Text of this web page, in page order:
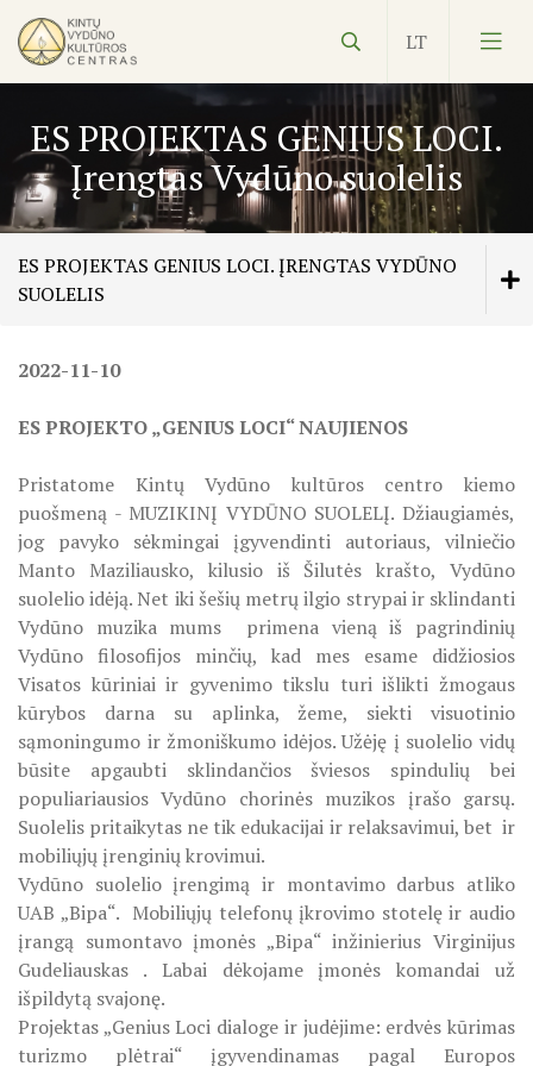
Vydūnas
Kultūros pasas
NVŠ
Veiklos planas
KILNOJAMOJI Emalio darbų paroda KLAIPĖDOS
ŠILUTĖS ŽRVVG ,,ŽUVĖJŲ KRAŠTAS" PROJEKTAS 2025/
KULTŪROS MINISTERIJOS PROJEKTAS ''KODAS:
KPD PROJEKTAS ,,MAŽOSIOS LIETUVOS MOKYKLA-
KPD PROJEKTAS ,,MAŽOSIOS LIETUVOS MOKYKLA-
KPD PROJEKTAS ,,MAŽOSIOS LIETUVOS MOKYKLA-
KPD PROJEKTAS ,,MAŽOSIOS LIETUVOS MOKYKLA-
KPD PROJEKTAS ,,MAŽOSIOS LIETUVOS MOKYKLA-
KPD PROJEKTAS ,,MAŽOSIOS LIETUVOS MOKYKLA-
PROJEKTAS ,,KULTŪROS SKŪNĖ". Pavasario keramikos
PROJEKTAS ,,KULTŪROS SKŪNĖ". Keramikos dirbtuvėse-
ES PROJEKTAS GENIUS LOCI.
Įrengtas Vydūno suolelis
ES PROJEKTAS GENIUS LOCI. ĮRENGTAS VYDŪNO
SUOLELIS
ŠILUTĖS ŽRVVG ,,ŽUVĖJŲ KRAŠTAS" PROJEKTAS
LAISVĖS IR VIENYBĖS LIEPSNA"
KPD PROJEKTAS ,,MAŽOSIOS LIETUVOS MOKYKLA-
UNIKALUS VIETOVĖS VEIDAS", 2025 M. Konferencija-
atviras forumas
KPD PROJEKTAS ,,MAŽOSIOS LIETUVOS MOKYKLA-
UNIKALUS VIETOVĖS VEIDAS", 2025 M. Žygis ,,Senųjų
mokyklų keliais"
KPD PROJEKTAS ,,MAŽOSIOS LIETUVOS MOKYKLA-
UNIKALUS VIETOVĖS VEIDAS", 2025 M. Emalio meno
laboratorija
KPD PROJEKTAS ,,MAŽOSIOS LIETUVOS MOKYKLA-
UNIKALUS VIETOVĖS VEIDAS", 2025 M. ,,Šviesos
misterija"
KPD PROJEKTAS ,,MAŽOSIOS LIETUVOS MOKYKLA-
UNIKALUS VIETOVĖS VEIDAS", 2025 M. Lankstinukas,
maišeliai, rašikliai
2022-11-10
ES PROJEKTO „GENIUS LOCI“ NAUJIENOS
Pristatome Kintų Vydūno kultūros centro kiemo
puošmeną - MUZIKINĮ VYDŪNO SUOLELĮ. Džiaugiamės,
jog pavyko sėkmingai įgyvendinti autoriaus, vilniečio
Manto Maziliausko, kilusio iš Šilutės krašto, Vydūno
suolelio idėją. Net iki šešių metrų ilgio strypai ir sklindanti
Vydūno muzika mums primena vieną iš pagrindinių
Vydūno filosofijos minčių, kad mes esame didžiosios
Visatos kūriniai ir gyvenimo tikslu turi išlikti žmogaus
kūrybos darna su aplinka, žeme, siekti visuotinio
sąmoningumo ir žmoniškumo idėjos. Užėję į suolelio vidų
būsite apgaubti sklindančios šviesos spindulių bei
populiariausios Vydūno chorinės muzikos įrašo garsų.
Suolelis pritaikytas ne tik edukacijai ir relaksavimui, bet ir
mobiliųjų įrenginių krovimui.
Vydūno suolelio įrengimą ir montavimo darbus atliko
UAB „Bipa“. Mobiliųjų telefonų įkrovimo stotelę ir audio
įrangą sumontavo įmonės „Bipa“ inžinierius Virginijus
Gudeliauskas . Labai dėkojame įmonės komandai už
išpildytą svajonę.
Projektas „Genius Loci dialoge ir judėjime: erdvės kūrimas
turizmo plėtrai“ įgyvendinamas pagal Europos